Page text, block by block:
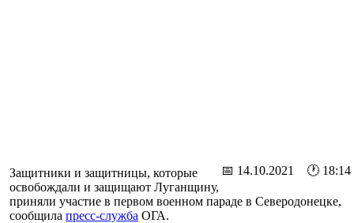
📅 14.10.2021 🕐 18:14
Защитники и защитницы, которые
освобождали и защищают Луганщину,
приняли участие в первом военном параде в Северодонецке,
сообщила пресс-служба ОГА.